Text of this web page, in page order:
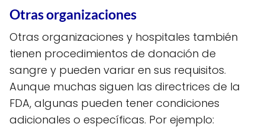
Otras organizaciones
Otras organizaciones y hospitales también
tienen procedimientos de donación de
sangre y pueden variar en sus requisitos.
Aunque muchas siguen las directrices de la
FDA, algunas pueden tener condiciones
adicionales o específicas. Por ejemplo: